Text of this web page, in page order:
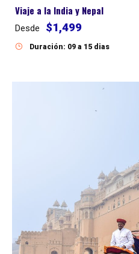
Viaje a la India y Nepal
Desde $1,499
Duración: 09 a 15 dias